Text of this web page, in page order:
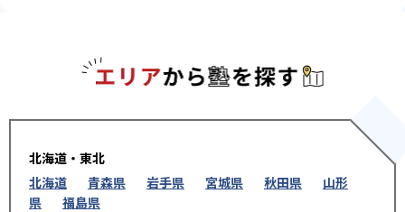
北海道・東北
北海道
青森県 岩手県 宮城県 秋田県
山形
県
福島県